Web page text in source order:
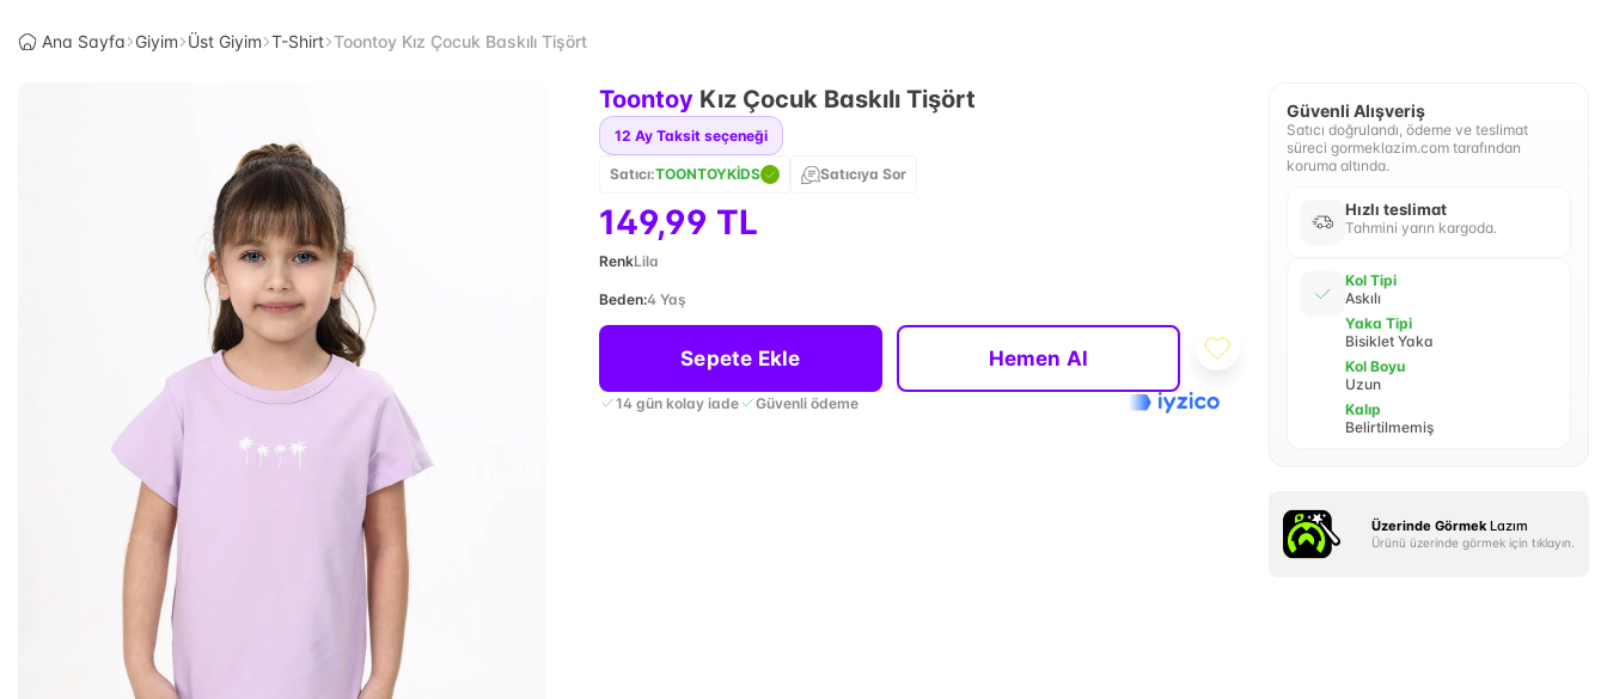
Ana Sayfa Giyim Üst Giyim T-Shirt Toontoy Kız Çocuk Baskılı Tişört
Toontoy Kız Çocuk Baskılı Tişört
12 Ay Taksit seçeneği
Satıcı:TOONTOYKİDS Satıcıya Sor
149,99 TL
RenkLila
Beden:4 Yaş
Sepete Ekle Hemen Al
14 gün kolay iade Güvenli ödeme
Güvenli Alışveriş
Satıcı doğrulandı, ödeme ve teslimat
süreci gormeklazim.com tarafından
koruma altında.
Hızlı teslimat
Tahmini yarın kargoda.
Kol Tipi
Askılı
Yaka Tipi
Bisiklet Yaka
Kol Boyu
Uzun
Kalıp
Belirtilmemiş
Üzerinde Görmek Lazım
Ürünü üzerinde görmek için tıklayın.